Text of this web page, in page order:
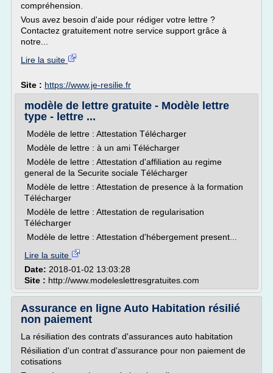
compréhension.
Vous avez besoin d'aide pour rédiger votre lettre ?
Contactez gratuitement notre service support grâce à
notre...
Lire la suite
Site : https://www.je-resilie.fr
modèle de lettre gratuite - Modèle lettre
type - lettre ...
Modèle de lettre : Attestation Télécharger
Modèle de lettre : à un ami Télécharger
Modèle de lettre : Attestation d'affiliation au regime
general de la Securite sociale Télécharger
Modèle de lettre : Attestation de presence à la formation
Télécharger
Modèle de lettre : Attestation de regularisation
Télécharger
Modèle de lettre : Attestation d'hébergement present...
Lire la suite
Date: 2018-01-02 13:03:28
Site : http://www.modeleslettresgratuites.com
Assurance en ligne Auto Habitation résilié
non paiement
La résiliation des contrats d'assurances auto habitation
Résiliation d'un contrat d'assurance pour non paiement de
cotisations